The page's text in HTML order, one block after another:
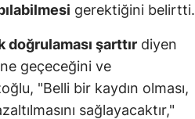
gerektiğini belirtti.
doğrulaması şarttır diyen
geçeceğini ve
"Belli bir kaydın olması,
sağlayacaktır,"